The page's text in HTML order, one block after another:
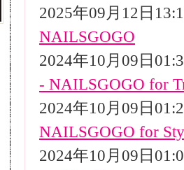
2025年09月12日
NAILSGOGO
2024年10月09日
- NAILSGOGO for
2024年10月09日
NAILSGOGO for
2024年10月09日